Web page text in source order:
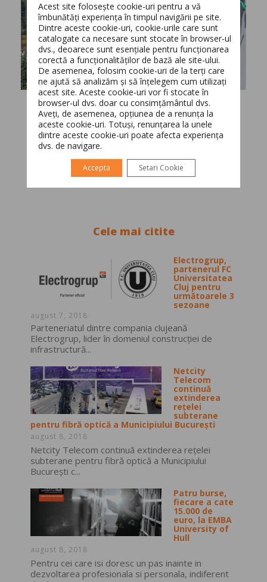
Cele mai citite
Electrogrup,
partenerul FC
Universitatea
Cluj pentru
următoarele 3
sezoane
august 7, 2018
Parteneriatul dintre compania clujeană
Electrogrup, lider în domeniul construcţiei de
infrastructură...
Netcity
Telecom
continuă
extinderea
rețelei
subterane
pentru fibră optică a Municipiului București
august 8, 2018
Netcity Telecom continuă extinderea rețelei
subterane pentru fibră optică a Municipiului
București c...
Patru burse,
fiecare a cate
15.000 de
euro, la EMBA
University of
Hull
august 8, 2018
Pentru cei care isi doresc un pas inainte in
dezvoltarea profesionala si personala, indiferent
Switch The Language
Română English
Acest site folosește cookie-uri pentru a vă
îmbunătăți experiența în timpul navigării pe site.
Dintre aceste cookie-uri, cookie-urile care sunt
catalogate ca necesare sunt stocate în browser-ul
dvs., deoarece sunt esențiale pentru funcționarea
corectă a funcționalităților de bază ale site-ului.
De asemenea, folosim cookie-uri de la terți care
ne ajută să analizăm și să înțelegem cum utilizați
acest site. Aceste cookie-uri vor fi stocate în
browser-ul dvs. doar cu consimțământul dvs.
Aveți, de asemenea, opțiunea de a renunța la
aceste cookie-uri. Totuși, renunțarea la unele
dintre aceste cookie-uri poate afecta experiența
dvs. de navigare.
Accepta Setari Cookie